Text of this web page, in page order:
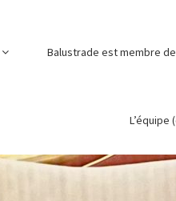
Balustrade est membre